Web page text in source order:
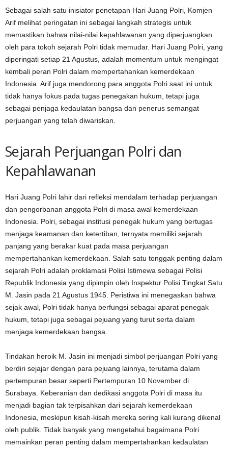
Sebagai salah satu inisiator penetapan Hari Juang Polri, Komjen
Arif melihat peringatan ini sebagai langkah strategis untuk
memastikan bahwa nilai-nilai kepahlawanan yang diperjuangkan
oleh para tokoh sejarah Polri tidak memudar. Hari Juang Polri, yang
diperingati setiap 21 Agustus, adalah momentum untuk mengingat
kembali peran Polri dalam mempertahankan kemerdekaan
Indonesia. Arif juga mendorong para anggota Polri saat ini untuk
tidak hanya fokus pada tugas penegakan hukum, tetapi juga
sebagai penjaga kedaulatan bangsa dan penerus semangat
perjuangan yang telah diwariskan.
Sejarah Perjuangan Polri dan
Kepahlawanan
Hari Juang Polri lahir dari refleksi mendalam terhadap perjuangan
dan pengorbanan anggota Polri di masa awal kemerdekaan
Indonesia. Polri, sebagai institusi penegak hukum yang bertugas
menjaga keamanan dan ketertiban, ternyata memiliki sejarah
panjang yang berakar kuat pada masa perjuangan
mempertahankan kemerdekaan. Salah satu tonggak penting dalam
sejarah Polri adalah proklamasi Polisi Istimewa sebagai Polisi
Republik Indonesia yang dipimpin oleh Inspektur Polisi Tingkat Satu
M. Jasin pada 21 Agustus 1945. Peristiwa ini menegaskan bahwa
sejak awal, Polri tidak hanya berfungsi sebagai aparat penegak
hukum, tetapi juga sebagai pejuang yang turut serta dalam
menjaga kemerdekaan bangsa.
Tindakan heroik M. Jasin ini menjadi simbol perjuangan Polri yang
berdiri sejajar dengan para pejuang lainnya, terutama dalam
pertempuran besar seperti Pertempuran 10 November di
Surabaya. Keberanian dan dedikasi anggota Polri di masa itu
menjadi bagian tak terpisahkan dari sejarah kemerdekaan
Indonesia, meskipun kisah-kisah mereka sering kali kurang dikenal
oleh publik. Tidak banyak yang mengetahui bagaimana Polri
memainkan peran penting dalam mempertahankan kedaulatan